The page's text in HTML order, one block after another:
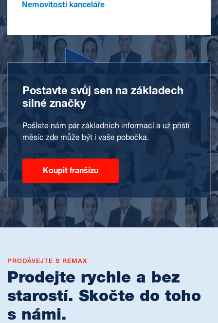
Nemovitosti kanceláře
Postavte svůj sen na základech
silné značky
Pošlete nám pár základních informací a už příští
měsíc zde může být i vaše pobočka.
Koupit franšízu
PRODÁVEJTE S REMAX
Prodejte rychle a bez
starostí. Skočte do toho
s námi.